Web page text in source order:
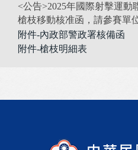
<公告>2025年國際射擊運
槍枝移動核准函，請參賽單
附件-內政部警政署核備函
附件-槍枝明細表